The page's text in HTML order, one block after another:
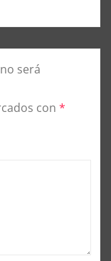
será
con *